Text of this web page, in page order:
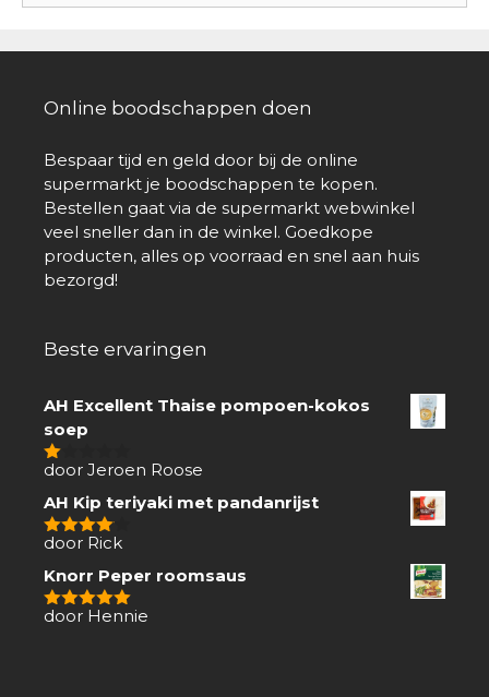
Online boodschappen doen
Bespaar tijd en geld door bij de online
supermarkt je boodschappen te kopen.
Bestellen gaat via de supermarkt webwinkel
veel sneller dan in de winkel. Goedkope
producten, alles op voorraad en snel aan huis
bezorgd!
Beste ervaringen
AH Excellent Thaise pompoen-kokos
soep
1
5
door Jeroen Roose
AH Kip teriyaki met pandanrijst
4van 5
door Rick
Knorr Peper roomsaus
5van 5
door Hennie